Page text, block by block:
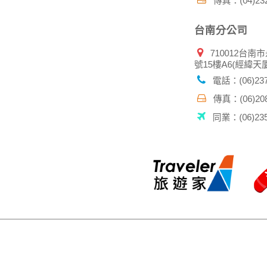
台南分公司
710012台南
號15樓A6(經緯天
電話：
傳真：
同業：